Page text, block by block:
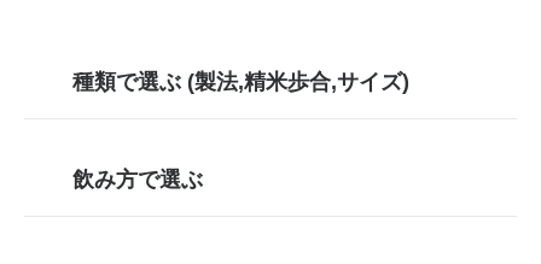
種類で選ぶ (製法,精米歩合,サイズ)
飲み方で選ぶ